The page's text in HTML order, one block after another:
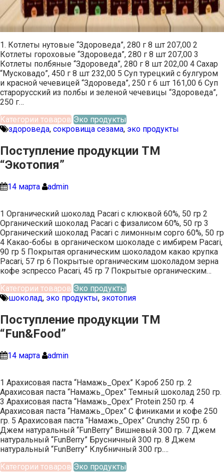
1. Котлеты нутовые “Здороведа”, 280 г 8 шт 207,00 2
Котлеты гороховые “Здороведа”, 280 г 8 шт 207,00 3
Котлеты полбяные “Здороведа”, 280 г 8 шт 202,00 4 Сахар
“Мусковадо”, 450 г 8 шт 232,00 5 Суп турецкий с булгуром
и красной чечевицей “Здороведа”, 250 г 6 шт 161,00 6 Суп
старорусский из полбы и зеленой чечевицы “Здороведа”,
250 г…
Категории товаров Эко продукты
здороведа, сокровища сезама, эко продукты
Поступление продукции ТМ
“Экотопия”
14 марта admin
1 Органический шоколад Pacari с клюквой 60%, 50 гр 2
Органический шоколад Pacari с физалисом 60%, 50 гр 3
Органический шоколад Pacari с лимонным сорго 60%, 50 гр
4 Какао-бобы в органическом шоколаде с имбирем Pacari,
90 гр 5 Покрытая органическим шоколадом какао крупка
Pacari, 57 гр 6 Покрытые органическим шоколадом зерна
кофе эспрессо Pacari, 45 гр 7 Покрытые органическим…
Категории товаров Эко продукты
шоколад, эко продукты, экотопия
Поступление продукции ТМ
“Fun&Food”
14 марта admin
1 Арахисовая паста “Намажь_Орех” Кэроб 250 гр. 2
Арахисовая паста “Намажь_Орех” Темный шоколад 250 гр.
3 Арахисовая паста “Намажь_Орех” Protein 250 гр. 4
Арахисовая паста “Намажь_Орех” С финиками и кофе 250
гр. 5 Арахисовая паста “Намажь_Орех” Crunchy 250 гр. 6
Джем натуральный “FunBerry” Вишневый 300 гр. 7 Джем
натуральный “FunBerry” Брусничный 300 гр. 8 Джем
натуральный “FunBerry” Клубничный 300 гр.…
Категории товаров Эко продукты